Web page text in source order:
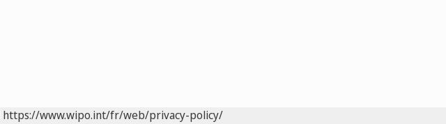
https://www.wipo.int/fr/web/privacy-policy/